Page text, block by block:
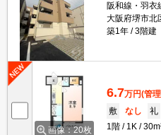
阪和線・羽衣
大阪府堺市北
築1年
3階建
画像：20枚
6.7万円(管
敷
なし 礼
1階
1K